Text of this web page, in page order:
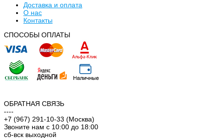
Доставка и оплата
О нас
Контакты
CПОСОБЫ ОПЛАТЫ
ОБРАТНАЯ СВЯЗЬ
----
+7 (967) 291-10-33 (Москва)
Звоните нам с 10:00 до 18:00
сб-вск выходной